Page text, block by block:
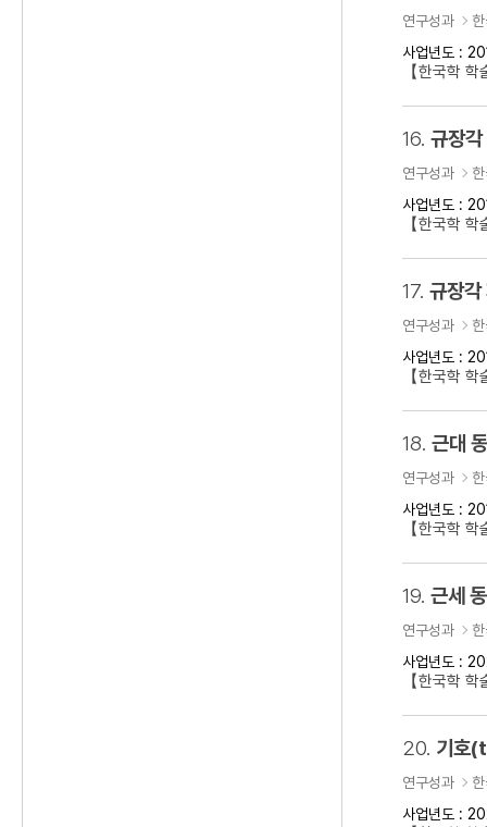
연구성과
사업년도 :
【한국학
16. 규장
연구성과
사업년도 :
【한국학
17. 규장
연구성과
사업년도 :
【한국학
18. 근대
연구성과
사업년도 :
【한국학
19. 근세
연구성과
사업년도 :
【한국학
20. 기호
연구성과
사업년도 :